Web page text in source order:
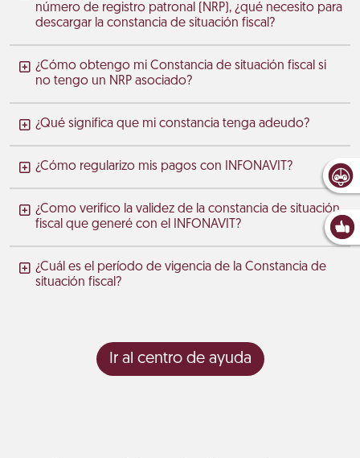
número de registro patronal (NRP), ¿qué necesito para
descargar la constancia de situación fiscal?
¿Cómo obtengo mi Constancia de situación fiscal si
no tengo un NRP asociado?
¿Qué significa que mi constancia tenga adeudo?
¿Cómo regularizo mis pagos con INFONAVIT?
¿Como verifico la validez de la constancia de situación
fiscal que generé con el INFONAVIT?
¿Cuál es el período de vigencia de la Constancia de
situación fiscal?
Ir al centro de ayuda